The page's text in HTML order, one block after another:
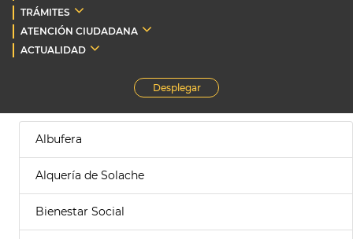
TRÁMITES
ATENCIÓN CIUDADANA
ACTUALIDAD
Desplegar
Albufera
Alquería de Solache
Bienestar Social